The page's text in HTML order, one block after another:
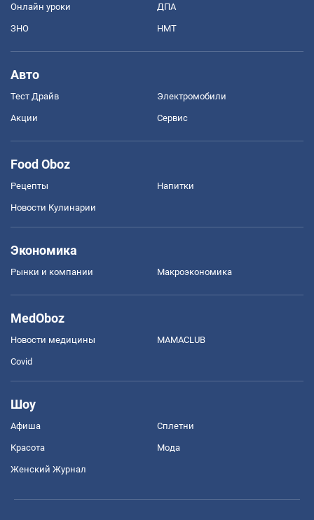
Онлайн уроки ДПА
ЗНО НМТ
Авто
Тест Драйв Электромобили
Акции Сервис
Food Oboz
Рецепты Напитки
Новости Кулинарии
Экономика
Рынки и компании Mакроэкономика
MedOboz
Новости медицины MAMACLUB
Covid
Шоу
Афиша Сплетни
Красота Мода
Женский Журнал